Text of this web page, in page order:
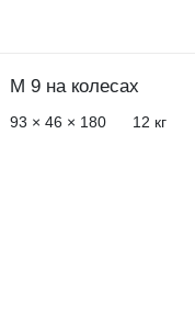
М 9 на колесах
93 × 46 × 180 12 кг